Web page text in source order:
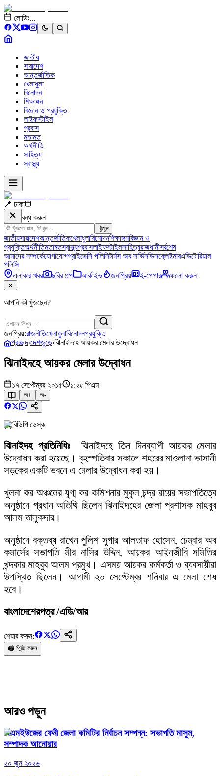
লোডিং...
জাতীয়
সারাদেশ
আন্তর্জাতিক
খেলাধুলা
বিনোদন
শিক্ষাঙ্গন
বিজ্ঞান ও প্রযুক্তি
লাইফস্টাইল
প্রবাস
মতামত
অর্থনীতি
সাহিত্য
স্বাস্থ্য
📍 ঢাকা
বন্ধ করুন
খুঁজুন
জাতীয়সারাদেশআন্তর্জাতিকখেলাধুলাবিনোদনশিক্ষাঙ্গনবিজ্ঞান ও
প্রযুক্তিঅর্থনীতিমতামতস্বাস্থ্যপ্রবাসলাইফস্টাইলসাহিত্যরাজধানীসর্বশেষ
আমাদের সম্পর্কেযোগাযোগপ্রাইভেসি পলিসিটার্মস অব সার্ভিসডিসক্লেইমারএডিটোরিয়াল
পলিসি
এলাকার খবর
ছবির গল্প আর্কাইভ জনপ্রিয় ই-পেপার ফলো করুন
✕
আপনি কী খুঁজছেন?
জনপ্রিয়:রাজনীতিখেলাধুলাবিনোদনপ্রযুক্তি
প্রচ্ছদ›দেশজুড়ে›ঝিনাইদহে আয়কর মেলার উদ্বোধন
ঝিনাইদহে আয়কর মেলার উদ্বোধন
১৭ সেপ্টেম্বর ২০১৫ ১:২৫ পিএম
অ+ অ-
বিডিপি ডেস্ক
ঝিনাইদহ প্রতিনিধিঃ ঝিনাইদহে তিন দিনব্যাপী আয়কর মেলার
উদ্বোধন করা হয়েছে। বৃহস্পতিবার সকালে শহরের মাওলানা ভাসানী
সড়কের একটি ভবনে এ মেলার উদ্বোধন করা হয়।
খুলনা কর অঞ্চলের যুগ্ম কর কমিশনার মুকুল চন্দ্র রায়ের সভাপতিত্বে
অনুষ্ঠানে প্রধান অতিথি ছিলেন ঝিনাইদহের জেলা প্রশাসক মাহবুব
আলম তালুকদার।
অনুষ্ঠানে বক্তব্য রাখেন পুলিশ সুপার আলতাফ হোসেন, চেম্বার অব
কমার্সের সভাপতি মীর নাসির উদ্দিন, আয়কর আইনজীবি সমিতির
খন্দকার মাহবুব আলম প্রমুখ। এসময় আয়কর কর্মকর্তা ও ব্যবসায়ীরা
উপস্থিত ছিলেন। আগামী ২০ সেপ্টেম্বর শনিবার এ মেলা শেষ
হবে।
বাংলাদেশেরপত্র /এডি/আর
শেয়ার করুন:
🖨️ প্রিন্ট করুন
আরও পড়ুন
বিএমইউজের ফেনী জেলা কমিটির নির্বাচন সম্পন্ন: সভাপতি মাসুম,
সম্পাদক আনোয়ার
২০ জুন ২০২৬